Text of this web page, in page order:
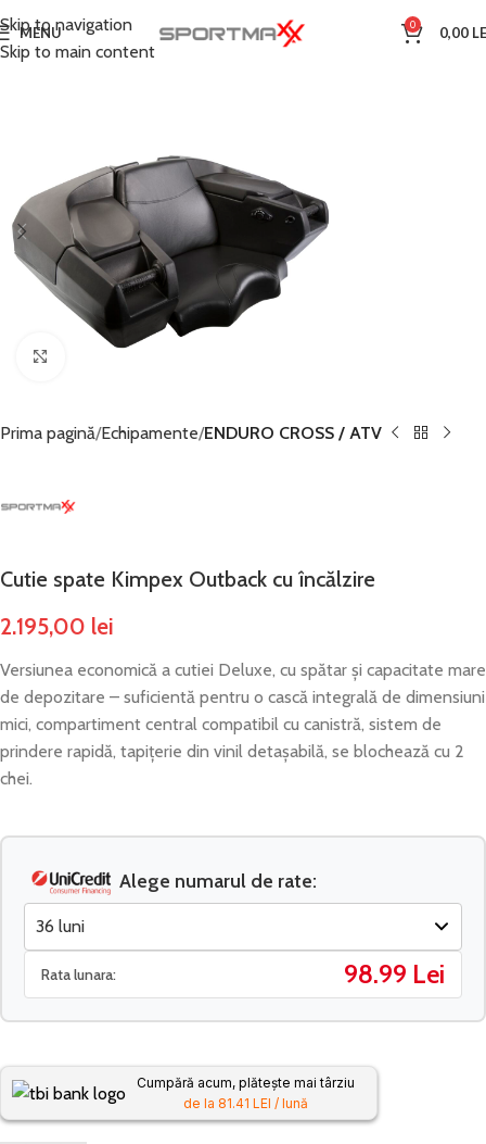
Skip to navigation
Skip to main content
MENU 0 0,00
Prima pagină Echipamente ENDURO CROSS / ATV
Cutie spate Kimpex Outback cu încălzire
2.195,00 lei
Versiunea economică a cutiei Deluxe, cu spătar și capacitate mare
de depozitare – suficientă pentru o cască integrală de dimensiuni
mici, compartiment central compatibil cu canistră, sistem de
prindere rapidă, tapițerie din vinil detașabilă, se blochează cu 2
chei.
Alege numarul de rate:
Rata lunara: 98.99 Lei
Cumpără acum, plătește mai târziu
de la 81.41 LEI / lună